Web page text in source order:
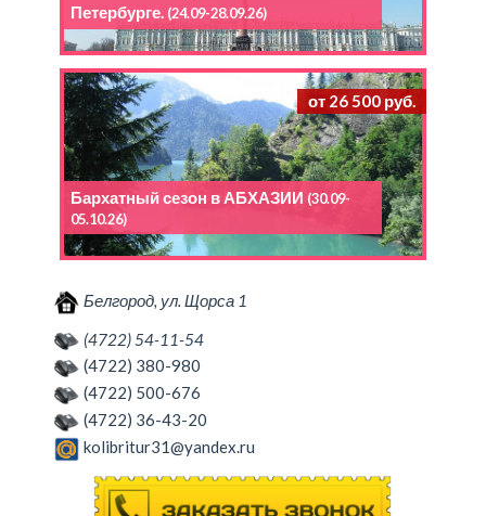
Петербурге. (24.09-28.09.26)
от 26 500 руб.
Бархатный сезон в АБХАЗИИ (30.09-
05.10.26)
Белгород, ул. Щорса 1
(4722) 54-11-54
(4722) 380-980
(4722) 500-676
(4722) 36-43-20
kolibritur31@yandex.ru